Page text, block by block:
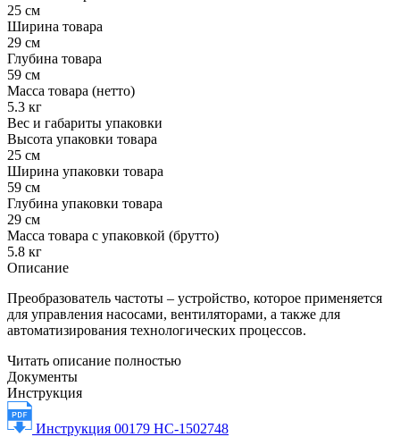
25 см
Ширина товара
29 см
Глубина товара
59 см
Масса товара (нетто)
5.3 кг
Вес и габариты упаковки
Высота упаковки товара
25 см
Ширина упаковки товара
59 см
Глубина упаковки товара
29 см
Масса товара с упаковкой (брутто)
5.8 кг
Описание
Преобразователь частоты – устройство, которое применяется
для управления насосами, вентиляторами, а также для
автоматизирования технологических процессов.
Читать описание полностью
Документы
Инструкция
Инструкция 00179 НС-1502748